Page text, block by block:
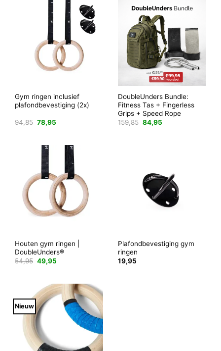
Gym ringen inclusief
plafondbevestiging (2x)
94,85 Oorspronkelijke
prijs
78,95
DoubleUnders Bundle:
Fitness Tas + Fingerless
Grips + Speed Rope
159,85 Oorspronkelijke
prijs
84,95
Houten gym ringen |
DoubleUnders®
54,95 Oorspronkelijke
prijs
49,95
Plafondbevestiging gym
ringen
19,95
Nieuw